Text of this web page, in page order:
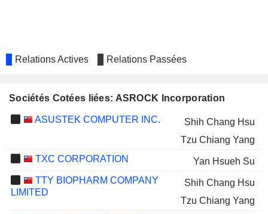
Relations Actives Relations Passées
Sociétés Cotées liées: ASROCK Incorporation
ASUSTEK COMPUTER INC.
Shih Chang Hsu
Tzu Chiang Yang
TXC CORPORATION
Yan Hsueh Su
TTY BIOPHARM COMPANY
LIMITED
Shih Chang Hsu
Tzu Chiang Yang